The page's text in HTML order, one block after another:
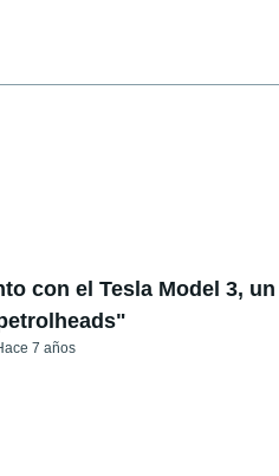
con el Tesla Model 3, un
7 años